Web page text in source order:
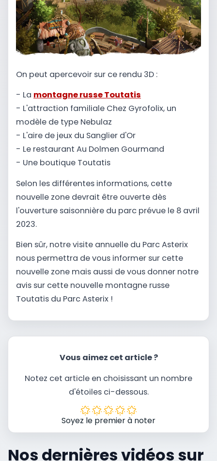
On peut apercevoir sur ce rendu 3D :
- La montagne russe Toutatis
- L'attraction familiale Chez Gyrofolix, un
modèle de type Nebulaz
- L'aire de jeux du Sanglier d'Or
- Le restaurant Au Dolmen Gourmand
- Une boutique Toutatis
Selon les différentes informations, cette
nouvelle zone devrait être ouverte dès
l'ouverture saisonnière du parc prévue le 8 avril
2023.
Bien sûr, notre visite annuelle du Parc Asterix
nous permettra de vous informer sur cette
nouvelle zone mais aussi de vous donner notre
avis sur cette nouvelle montagne russe
Toutatis du Parc Asterix !
Vous aimez cet article ?
Notez cet article en choisissant un nombre
d'étoiles ci-dessous.
Soyez le premier à noter
Nos dernières vidéos sur